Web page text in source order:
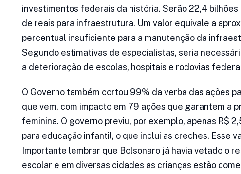
investimentos federais da história. Serão 22,4
de reais para infraestrutura. Um valor equivale a
percentual insuficiente para a manutenção da
Segundo estimativas de especialistas, seria
a deterioração de escolas, hospitais e rodovias
O Governo também cortou 99% da verba das ações
que vem, com impacto em 79 ações que garantem a
feminina. O governo previu, por exemplo, apenas R$
para educação infantil, o que inclui as creches. Esse
Importante lembrar que Bolsonaro já havia vetado o
escolar e em diversas cidades as crianças estão